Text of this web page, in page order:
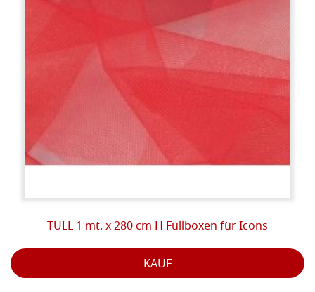
TÜLL 1 mt. x 280 cm H Füllboxen für Icons
KAUF